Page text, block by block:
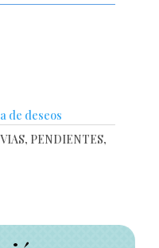
de deseos
, PENDIENTES,